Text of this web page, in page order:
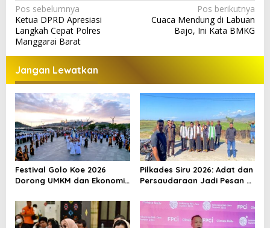
N
a
v
i
g
a
s
i
p
o
s
Pos sebelumnya
Ketua DPRD Apresiasi
Langkah Cepat Polres
Manggarai Barat
Pos berikutnya
Cuaca Mendung di Labuan
Bajo, Ini Kata BMKG
Jangan Lewatkan
Festival Golo Koe 2026
Dorong UMKM dan Ekonomi
Laut Jadi Puncak Acara
Pilkades Siru 2026: Adat dan
Persaudaraan Jadi Pesan di